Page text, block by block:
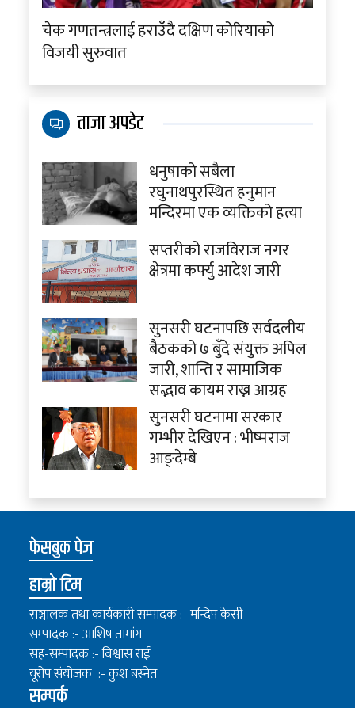
चेक गणतन्त्रलाई हराउँदै दक्षिण कोरियाको
विजयी सुरुवात
ताजा अपडेट
धनुषाको सबैला
रघुनाथपुरस्थित हनुमान
मन्दिरमा एक व्यक्तिको हत्या
सप्तरीको राजविराज नगर
क्षेत्रमा कर्फ्यु आदेश जारी
सुनसरी घटनापछि सर्वदलीय
बैठकको ७ बुँदे संयुक्त अपिल
जारी, शान्ति र सामाजिक
सद्भाव कायम राख्न आग्रह
सुनसरी घटनामा सरकार
गम्भीर देखिएन : भीष्मराज
आङ्देम्बे
फेसबुक पेज
हाम्रो टिम
सञ्चालक तथा कार्यकारी सम्पादक :- मन्दिप केसी
सम्पादक :- आशिष तामांग
सह-सम्पादक :- विश्वास राई
यूरोप संयोजक :- कुश बस्नेत
सम्पर्क